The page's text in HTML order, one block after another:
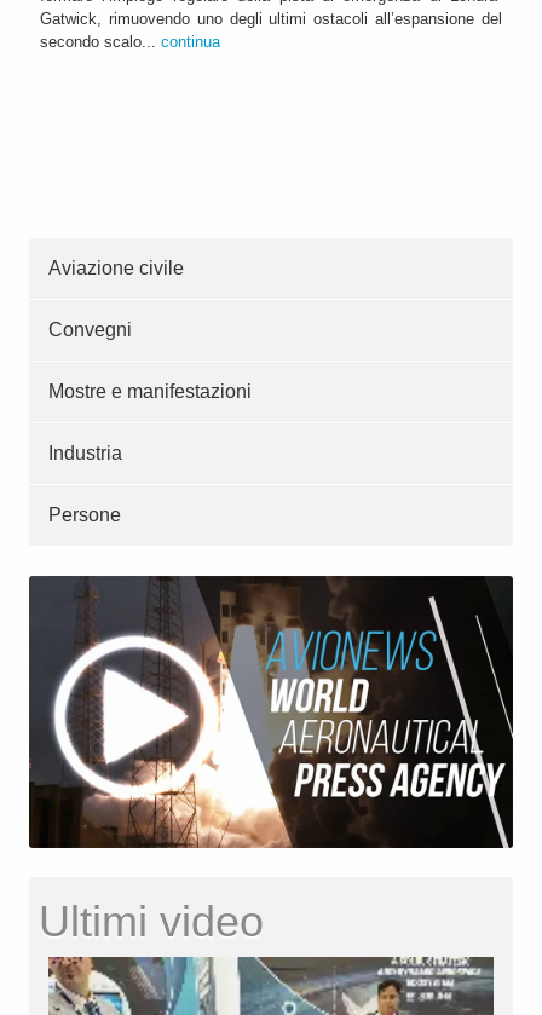
Gatwick, rimuovendo uno degli ultimi ostacoli all’espansione del
secondo scalo... continua
Aviazione civile
Convegni
Mostre e manifestazioni
Industria
Persone
Ultimi video